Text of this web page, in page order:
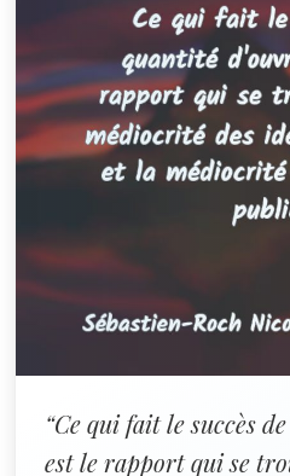
“Ce qui fait le succès
est le rapport qui se